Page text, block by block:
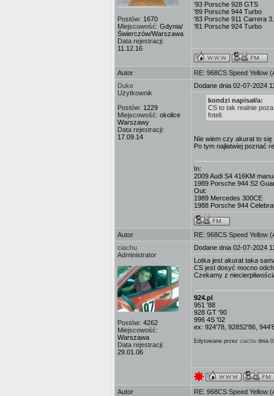
Postów: 1670
Miejscowość: Gdynia/
Świerczów/Warszawa
Data rejestracji:
11.12.16
'93 Porsche 928 GTS
'89 Porsche 944 Turbo
'83 Porsche 911 Carrera
'81 Porsche 924 Turbo
Autor
RE: 968CS Speed Yellow
Duke
Użytkownik
Postów: 1229
Miejscowość: okolice
Warszawy
Data rejestracji:
17.09.14
Dodane dnia 02-07-2024
kondzi napisał/a:
CS to tak realnie
foteli.
Nie wiem czy akurat to
Po tym najłatwiej poznać
In:
2009 Audi S4 416KM
1989 Porsche 944 S2
Out:
1989 Mercedes 300CE
1988 Porsche 944
Autor
RE: 968CS Speed Yellow
ciachu
Administrator
Postów: 4262
Miejscowość:
Warszawa
Data rejestracji:
29.01.06
Dodane dnia 02-07-2024
Lotka jest akurat taka
CS jest dosyć mocno
Czekamy z
924.pl
951 '88
928 GT '90
996 4S '02
ex: 924'78, 928S2'86,
Edytowane przez ciachu dnia
Autor
RE: 968CS Speed Yellow